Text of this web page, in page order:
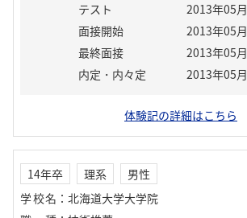
テスト
2013年05月
面接開始
2013年05月
最終面接
2013年05月
内定・内々定
2013年05月
体験記の詳細はこちら
14年卒 理系
男性
学校名 ： 北海道大学大学院